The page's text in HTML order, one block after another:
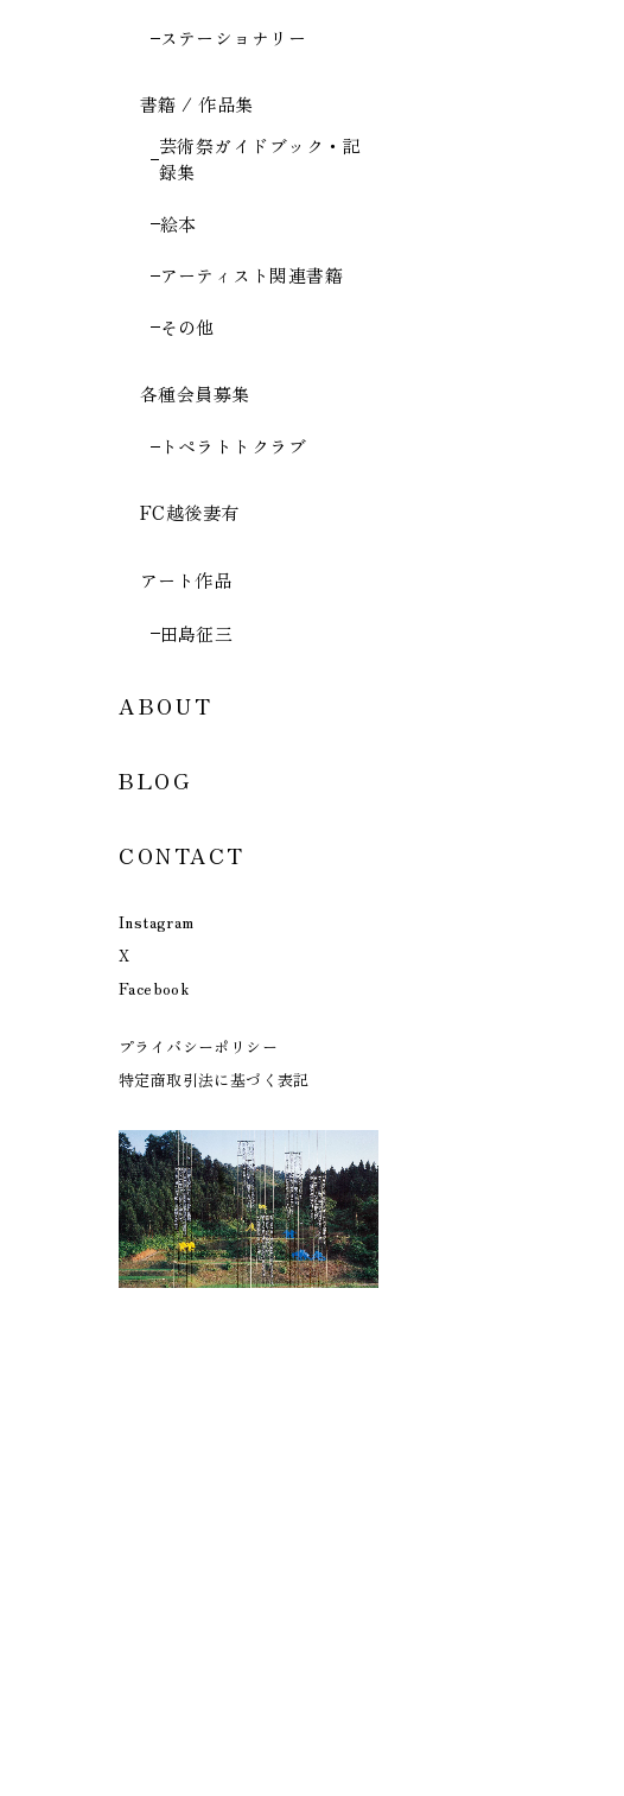
ステーショナリー
書籍 / 作品集
芸術祭ガイドブック・記
録集
絵本
アーティスト関連書籍
その他
各種会員募集
トペラトトクラブ
FC越後妻有
アート作品
田島征三
ABOUT
BLOG
CONTACT
Instagram
X
Facebook
プライバシーポリシー
特定商取引法に基づく表記